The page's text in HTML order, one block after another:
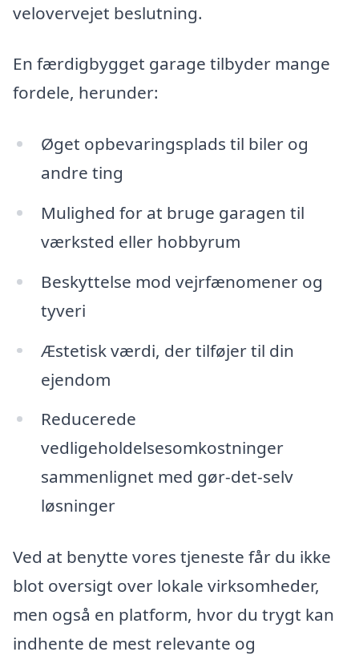
velovervejet beslutning.
En færdigbygget garage tilbyder mange
fordele, herunder:
Øget opbevaringsplads til biler og
andre ting
Mulighed for at bruge garagen til
værksted eller hobbyrum
Beskyttelse mod vejrfænomener og
tyveri
Æstetisk værdi, der tilføjer til din
ejendom
Reducerede
vedligeholdelsesomkostninger
sammenlignet med gør-det-selv
løsninger
Ved at benytte vores tjeneste får du ikke
blot oversigt over lokale virksomheder,
men også en platform, hvor du trygt kan
indhente de mest relevante og